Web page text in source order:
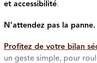
et accessibilité.
N’attendez pas la panne.
Profitez de votre bilan
un geste simple, pour